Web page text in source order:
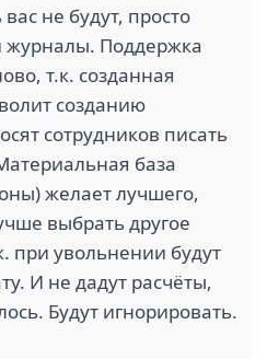
не будут, просто
журналы. Поддержка
т.к. созданная
созданию
сотрудников писать
база
желает лучшего,
выбрать другое
при увольнении будут
И не дадут расчёты,
Будут игнорировать.